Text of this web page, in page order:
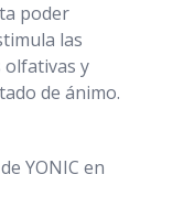
poder
las
olfativas y
de ánimo.
YONIC en